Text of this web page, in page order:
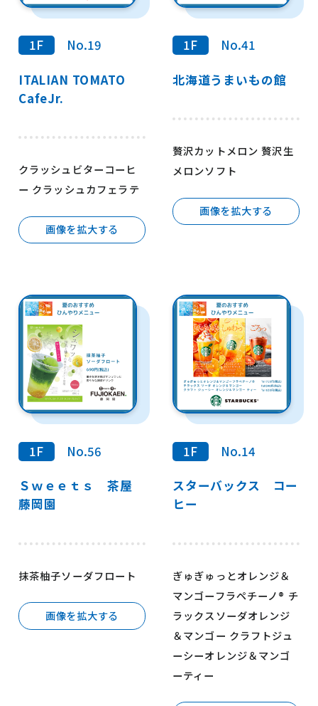
1F No.19
ITALIAN TOMATO
CafeJr.
クラッシュビターコーヒ
ー クラッシュカフェラテ
画像を拡大する
1F No.41
北海道うまいもの館
贅沢カットメロン 贅沢生
メロンソフト
画像を拡大する
1F No.56
Ｓｗｅｅｔｓ 茶屋
藤岡園
抹茶柚子ソーダフロート
画像を拡大する
1F No.14
スターバックス コー
ヒー
ぎゅぎゅっとオレンジ＆
マンゴーフラペチーノ® チ
ラックスソーダオレンジ
＆マンゴー クラフトジュ
ーシーオレンジ＆マンゴ
ーティー